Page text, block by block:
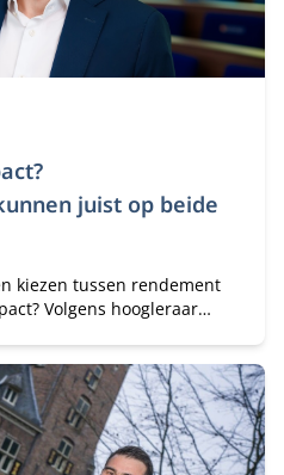
juist op beide
kiezen tussen rendement
Volgens hoogleraar
Hij roept de sector op om
manier te
impact, rendement